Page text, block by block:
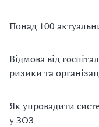
Понад 100
Відмова від
ризики та
Як упровадити
у ЗОЗ